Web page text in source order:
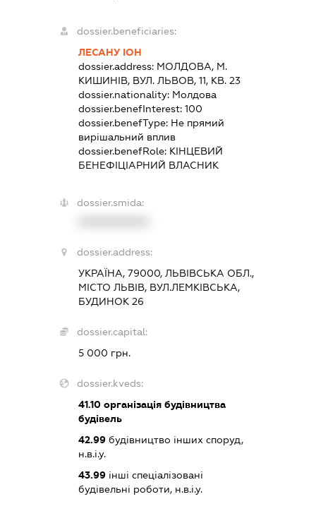
dossier.beneficiaries:
ЛЕСАНУ ІОН
dossier.address: МОЛДОВА, М.
КИШИНІВ, ВУЛ. ЛЬВОВ, 11, КВ. 23
dossier.nationality: Молдова
dossier.benefInterest:100
dossier.benefType: Не прямий
вирішальний вплив
dossier.benefRole: КІНЦЕВИЙ
БЕНЕФІЦІАРНИЙ ВЛАСНИК
dossier.smida:
dossier.address:
УКРАЇНА, 79000, ЛЬВІВСЬКА ОБЛ.,
МІСТО ЛЬВІВ, ВУЛ.ЛЕМКІВСЬКА,
БУДИНОК 26
dossier.capital:
5 000 грн.
dossier.kveds:
41.10 організація будівництва
будівель
42.99 будівництво інших споруд,
н.в.і.у.
43.99 інші спеціалізовані
будівельні роботи, н.в.і.у.